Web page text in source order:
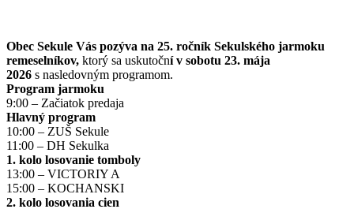
Obec Sekule Vás pozýva na 25. ročník Sekulského jarmoku
remeselníkov, ktorý sa uskutoční v sobotu 23. mája
2026 s nasledovným programom.
Program jarmoku
9:00 – Začiatok predaja
Hlavný program
10:00 – ZUŠ Sekule
11:00 – DH Sekulka
1. kolo losovanie tomboly
13:00 – VICTORIY A
15:00 – KOCHANSKI
2. kolo losovania cien